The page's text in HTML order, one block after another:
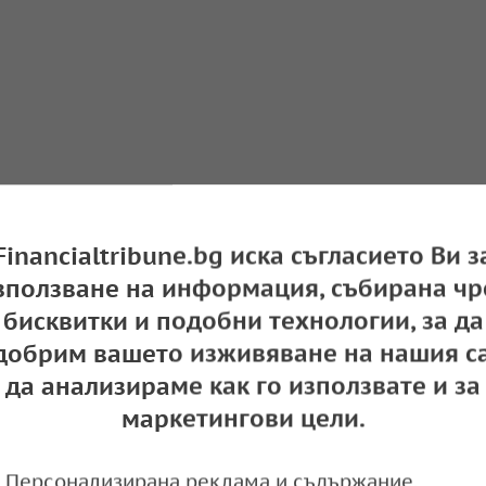
от NVIDIA и други компании
на Revolut достигна $75 млрд.
15:52,
на 75 млрд. долара при вторична
иска съгласието Ви
на информация, събирана
бисквитки и подобни технологии, за да
вашето изживяване на нашия
да анализираме как го използвате и за
маркетингови цели.